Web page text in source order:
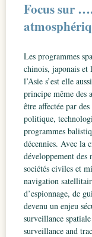
Focus sur
Les programmes
chinois, japonais et
l’Asie s’est elle
principe même des
être affectée par
politique,
programmes
décennies. Avec la
développement des
sociétés civiles et
navigation
d’espionnage, de
devenu un enjeu
surveillance
surveillance and